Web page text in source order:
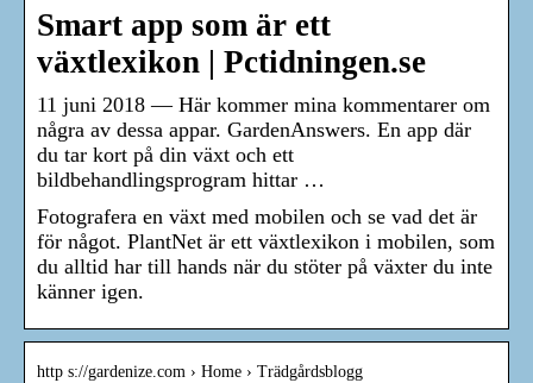
Smart app som är ett
växtlexikon | Pctidningen.se
11 juni 2018 — Här kommer mina kommentarer om
några av dessa appar. GardenAnswers. En app där
du tar kort på din växt och ett
bildbehandlingsprogram hittar …
Fotografera en växt med mobilen och se vad det är
för något. PlantNet är ett växtlexikon i mobilen, som
du alltid har till hands när du stöter på växter du inte
känner igen.
http s://gardenize.com › Home › Trädgårdsblogg